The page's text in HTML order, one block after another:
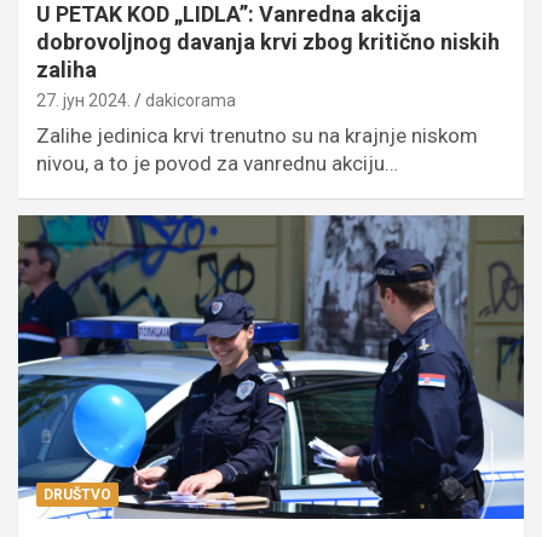
U PETAK KOD „LIDLA”: Vanredna akcija
dobrovoljnog davanja krvi zbog kritično niskih
zaliha
27. јун 2024. dakicorama
Zalihe jedinica krvi trenutno su na krajnje niskom
nivou, a to je povod za vanrednu akciju…
DRUŠTVO